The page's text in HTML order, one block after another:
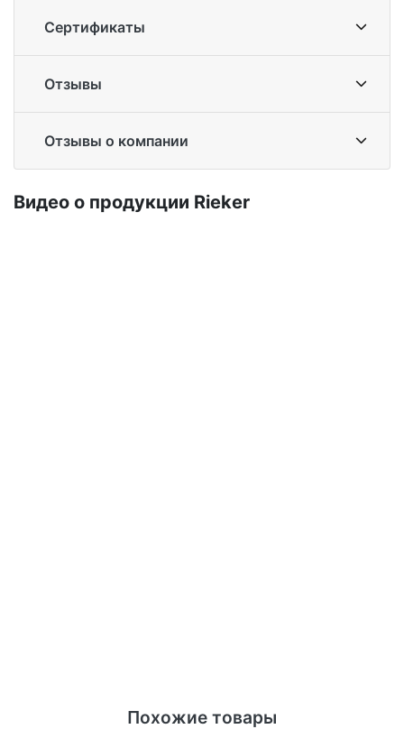
Сертификаты
Отзывы
Отзывы о компании
Ви­део о про­дук­ции Ri­eker
Похожие товары